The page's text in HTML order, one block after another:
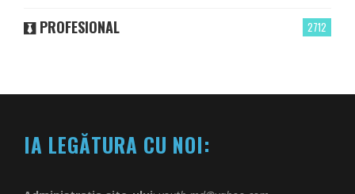
2712
PROFESIONAL
IA LEGĂTURA CU NOI: